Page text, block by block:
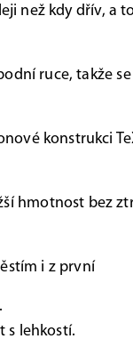
než kdy dřív, a
ruce, takže
konstrukci
hmotnost bez
i z první
s lehkostí.